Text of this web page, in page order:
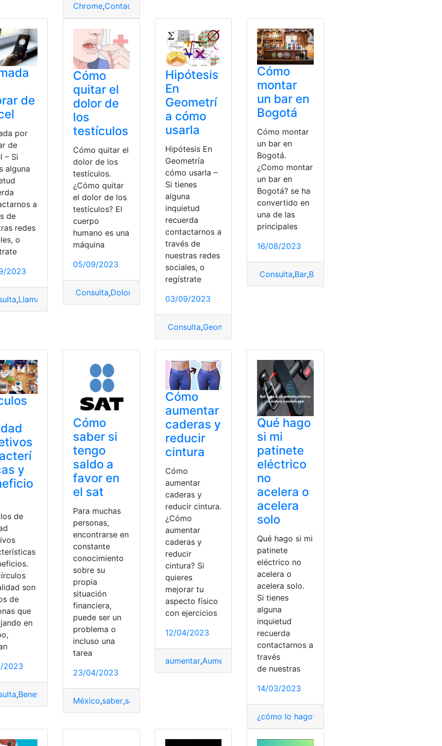
Chrome,Contactar
de
por
de
– Si
alguna
a
de
redes
o
2023
,Llamada por cobrar Llamadas
Cómo
quitar el
dolor de
los
testículos
Cómo quitar el
dolor de los
testículos.
¿Cómo quitar
el dolor de los
testículos? El
cuerpo
humano es una
máquina
05/09/2023
Consulta,Dolor
Hipótesis
En
Geometrí
a cómo
usarla
Hipótesis En
Geometría
cómo usarla –
Si tienes
alguna
inquietud
recuerda
contactarnos a
través de
nuestras redes
sociales, o
regístrate
03/09/2023
Consulta,Geometría
Cómo
montar
un bar en
Bogotá
Cómo montar
un bar en
Bogotá.
¿Como montar
un bar en
Bogotá? se ha
convertido en
una de las
principales
16/08/2023
Consulta,Bar,Bogotá
y
de
son
de
que
en
2023
,Beneficios Objetivos
Cómo
saber si
tengo
saldo a
favor en
el sat
Para muchas
personas,
encontrarse en
constante
conocimiento
sobre su
propia
situación
financiera,
puede ser un
problema o
incluso una
tarea
23/04/2023
México,saber,saldo
Cómo
aumentar
caderas y
reducir
cintura
Cómo
aumentar
caderas y
reducir cintura.
¿Cómo
aumentar
caderas y
reducir
cintura? Si
quieres
mejorar tu
aspecto físico
con ejercicios
12/04/2023
aumentar,Aumentar caderas,Reducir
Qué hago
si mi
patinete
eléctrico
no
acelera o
acelera
solo
Qué hago si mi
patinete
eléctrico no
acelera o
acelera solo.
Si tienes
alguna
inquietud
recuerda
contactarnos a
través
de nuestras
14/03/2023
¿cómo lo hago?